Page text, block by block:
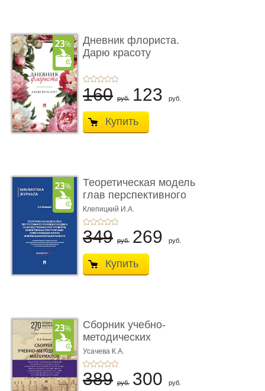
Дневник флориста.
Дарю красоту
160 руб. 123 руб.
Купить
Теоретическая модель
глав перспективного
УК о ...
Клепицкий И.А.
349 руб. 269 руб.
Купить
Сборник учебно-
методических
материалов по кур ...
Усачева К.А.
389 руб. 300 руб.